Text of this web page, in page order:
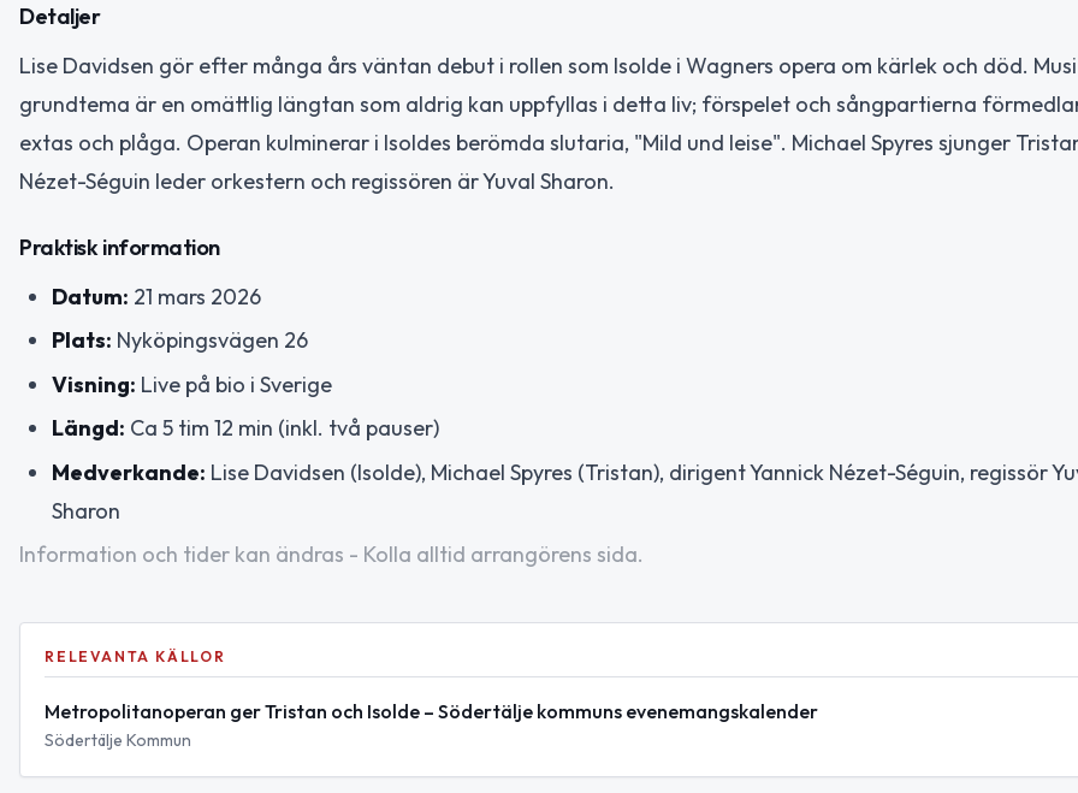
Detaljer
Lise Davidsen gör efter många års väntan debut i rollen som Isolde i Wagners opera om kärlek och död.
grundtema är en omättlig längtan som aldrig kan uppfyllas i detta liv; förspelet och sångpartierna
extas och plåga. Operan kulminerar i Isoldes berömda slutaria, "Mild und leise". Michael Spyres sjunger
Nézet-Séguin leder orkestern och regissören är Yuval Sharon.
Praktisk information
Datum: 21 mars 2026
Plats: Nyköpingsvägen 26
Visning: Live på bio i Sverige
Längd: Ca 5 tim 12 min (inkl. två pauser)
Medverkande: Lise Davidsen (Isolde), Michael Spyres (Tristan), dirigent Yannick Nézet-Séguin, regissör
Sharon
Information och tider kan ändras - Kolla alltid arrangörens sida.
RELEVANTA KÄLLOR
Metropolitanoperan ger Tristan och Isolde – Södertälje kommuns evenemangskalender
Södertälje Kommun